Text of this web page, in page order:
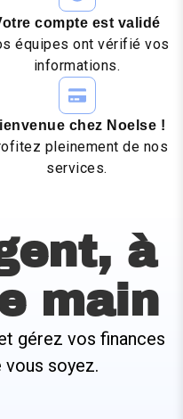
compte est validé
équipes ont vérifié vos
informations.
chez Noelse !
pleinement de nos
services.
à
main
gérez vos finances
soyez.